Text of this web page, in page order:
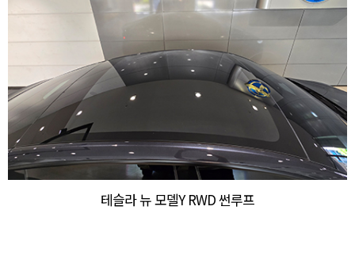
테슬라 뉴 모델Y RWD 썬루프